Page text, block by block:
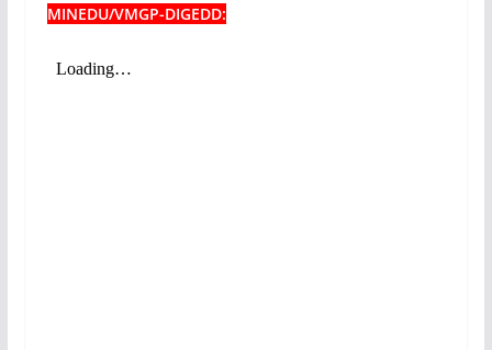
MINEDU/VMGP-DIGEDD: